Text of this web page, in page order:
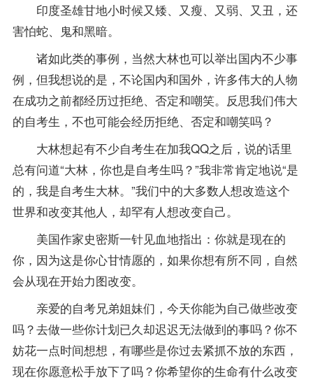
印度圣雄甘地小时候又矮、又瘦、又弱、又丑，还
害怕蛇、鬼和黑暗。
诸如此类的事例，当然大林也可以举出国内不少事
例，但我想说的是，不论国内和国外，许多伟大的人物
在成功之前都经历过拒绝、否定和嘲笑。反思我们伟大
的自考生，不也可能会经历拒绝、否定和嘲笑吗？
大林想起有不少自考生在加我QQ之后，说的话里
总有问道“大林，你也是自考生吗？”我非常肯定地说“是
的，我是自考生大林。”我们中的大多数人想改造这个
世界和改变其他人，却罕有人想改变自己。
美国作家史密斯一针见血地指出：你就是现在的
你，因为这是你心甘情愿的，如果你想有所不同，自然
会从现在开始力图改变。
亲爱的自考兄弟姐妹们，今天你能为自己做些改变
吗？去做一些你计划已久却迟迟无法做到的事吗？你不
妨花一点时间想想，有哪些是你过去紧抓不放的东西，
现在你愿意松手放下了吗？你希望你的生命有什么改变